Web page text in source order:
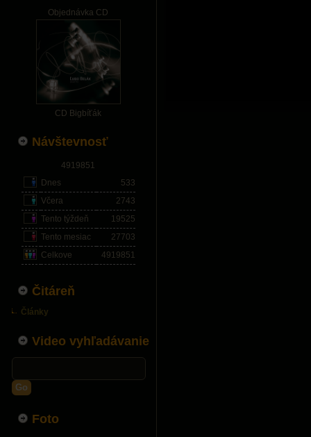
Objednávka CD
CD Bigbíťák
Návštevnosť
4919851
Dnes
533
Včera
2743
Tento týždeň
19525
Tento mesiac
27703
Celkove
4919851
Čitáreň
Články
Video vyhľadávanie
Go
Foto